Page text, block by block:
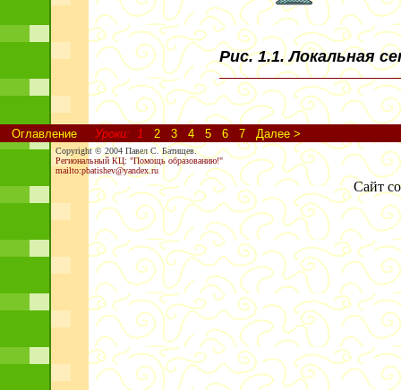
Рис. 1.1. Локальная
Оглавление Уроки: 1 2 3 4 5 6 7 Далее >
Copyright © 2004 Павел С. Батищев.
Региональный КЦ: "Помощь образованию!"
mailto:pbatishev@yandex.ru
Сайт